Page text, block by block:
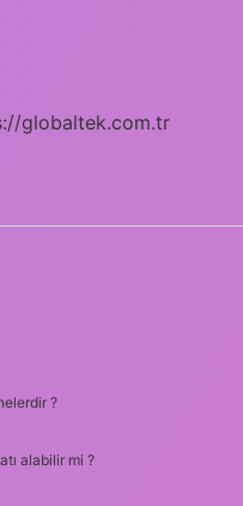
globaltek.com.tr
?
alabilir mi ?